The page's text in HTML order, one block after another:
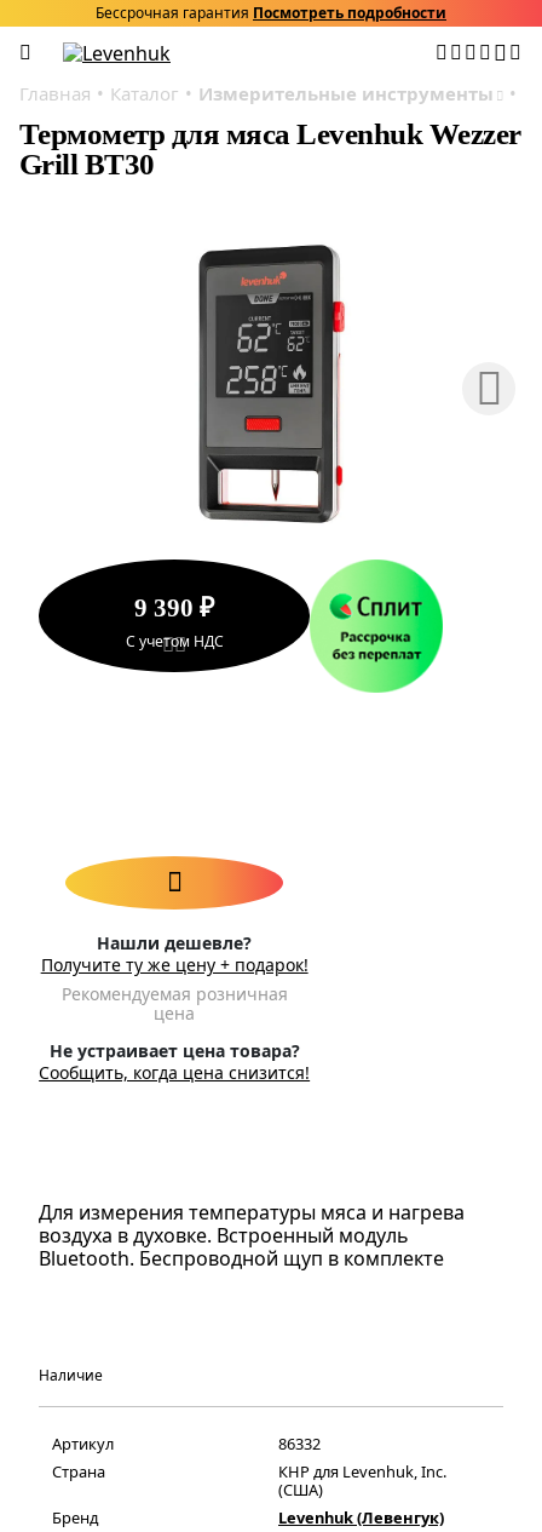
Бессрочная гарантия Посмотреть подробности
Главная Каталог Измерительные инструменты
Термометр для мяса Levenhuk Wezzer
Grill BT30
9 390 ₽
С учетом НДС
Нашли дешевле?
Получите ту же цену + подарок!
Рекомендуемая розничная
цена
Не устраивает цена товара?
Сообщить, когда цена снизится!
Для измерения температуры мяса и нагрева
воздуха в духовке. Встроенный модуль
Bluetooth. Беспроводной щуп в комплекте
Наличие
Артикул
86332
Страна
КНР для Levenhuk, Inc.
(США)
Бренд
Levenhuk (Левенгук)